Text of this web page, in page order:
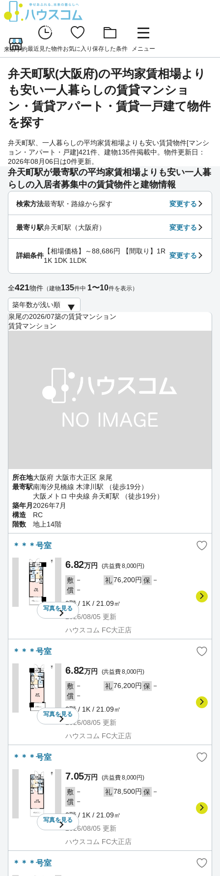
来店予約最近見た物件お気に入り 保存した条件 メニュー
弁天町駅(大阪府)の平均家賃相場より
も安い一人暮らしの賃貸マンショ
ン・賃貸アパート・賃貸一戸建て物件
を探す
弁天町駅、一人暮らしの平均家賃相場よりも安い賃貸物件[マンシ
ョン・アパート・戸建]421件、建物135件掲載中。物件更新日：
2026年08月06日は0件更新。
弁天町駅が最寄駅の平均家賃相場よりも安い一人暮
らしの入居者募集中の賃貸物件と建物情報
泉尾の2026/07築の賃貸マンション
賃貸マンション
所在地大阪府 大阪市大正区 泉尾
最寄駅南海汐見橋線 木津川駅 （徒歩19分）
大阪メトロ 中央線 弁天町駅 （徒歩19分）
築年月 2026年7月
構造
RC
階数
地上14階
＊＊＊号室
写真を見る
6.82万円 (共益費 8,000円)
敷 － 礼76,200円 保 －
償 －
2階 / 1K / 21.09㎡
2026/08/05 更新
ハウスコム FC大正店
＊＊＊号室
写真を見る
6.82万円 (共益費 8,000円)
敷 － 礼76,200円 保 －
償 －
2階 / 1K / 21.09㎡
2026/08/05 更新
ハウスコム FC大正店
＊＊＊号室
写真を見る
7.05万円 (共益費 8,000円)
敷 － 礼78,500円 保 －
償 －
2階 / 1K / 21.09㎡
2026/08/05 更新
ハウスコム FC大正店
＊＊＊号室
検索方法最寄駅・路線から探す 変更する
最寄り駅弁天町駅（大阪府） 変更する
詳細条件
【相場価格】～88,686円 【間取り】1R
1K 1DK 1LDK
変更する
全421物件 （建物135件中 1〜10件を表示）